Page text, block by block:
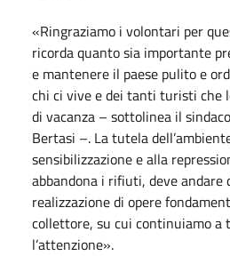
«Ringraziamo i volontari per
ricorda quanto sia importante
e mantenere il paese pulito e
chi ci vive e dei tanti turisti che
di vacanza – sottolinea il
Bertasi –. La tutela
sensibilizzazione e alla
abbandona i rifiuti, deve andare
realizzazione di opere
collettore, su cui continuiamo a
l’attenzione».